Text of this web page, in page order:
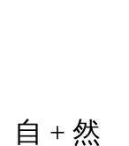
自 + 然